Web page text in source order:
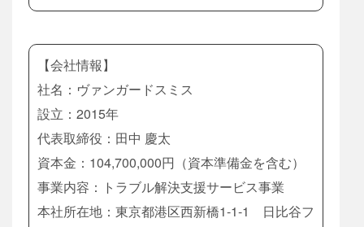
【会社情報】
社名：ヴァンガードスミス
設立：2015年
代表取締役：田中 慶太
資本金：104,700,000円（資本準備金を含む）
事業内容：トラブル解決支援サービス事業
本社所在地：東京都港区西新橋1‐1‐1 日比谷フ